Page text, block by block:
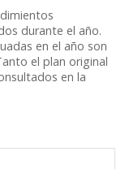
durante el año.
en el año son
el plan original
en la